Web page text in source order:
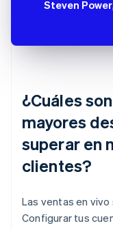
Steven Power
¿Cuáles
mayores
superar en
clientes?
Las ventas en vivo
Configurar tus